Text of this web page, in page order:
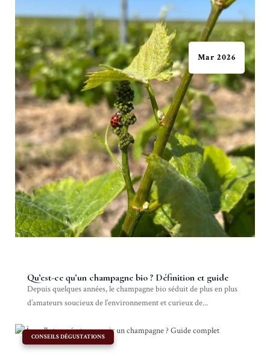
Qu’est-ce qu’un champagne bio ? Définition et guide
Mar 2026
Depuis quelques années, le champagne bio séduit de plus en plus
d’amateurs soucieux de l’environnement et curieux de...
CONSEILS DÉGUSTATIONS